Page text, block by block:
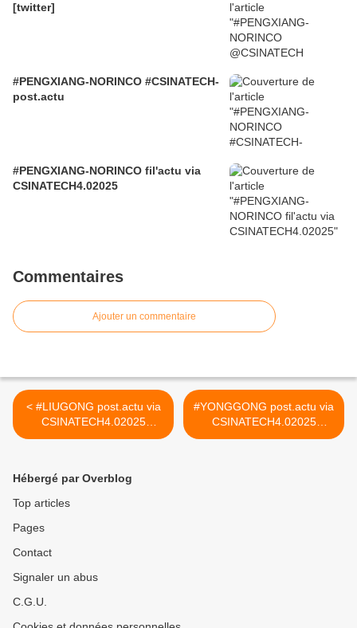
[twitter]
#PENGXIANG-NORINCO #CSINATECH-
post.actu
#PENGXIANG-NORINCO fil'actu via
CSINATECH4.02025
Commentaires
Ajouter un commentaire
< #LIUGONG post.actu via
CSINATECH4.02025
#CIRTtech-YouTube
#YONGGONG post.actu via
CSINATECH4.02025
#CIRTtech-YouTube >
Hébergé par Overblog
Top articles
Pages
Contact
Signaler un abus
C.G.U.